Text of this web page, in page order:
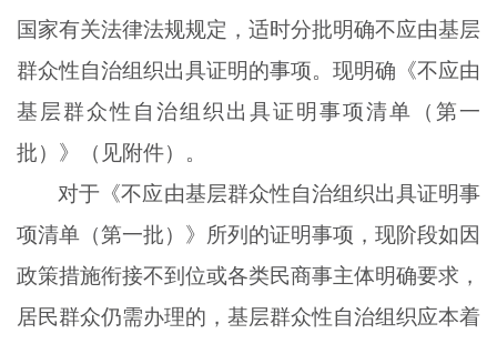
国家有关法律法规规定，适时分批明确不应由基层
群众性自治组织出具证明的事项。现明确《不应由
基层群众性自治组织出具证明事项清单（第一
批）》（见附件）。
对于《不应由基层群众性自治组织出具证明事
项清单（第一批）》所列的证明事项，现阶段如因
政策措施衔接不到位或各类民商事主体明确要求，
居民群众仍需办理的，基层群众性自治组织应本着